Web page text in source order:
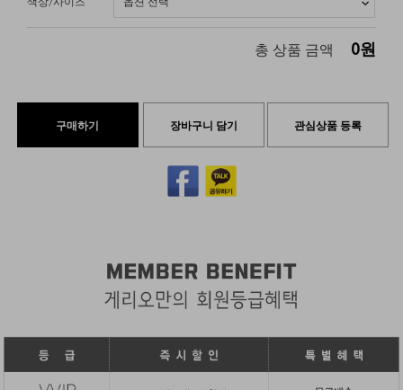
총 상품 금액 0원
구매하기 장바구니 담기 관심상품 등록